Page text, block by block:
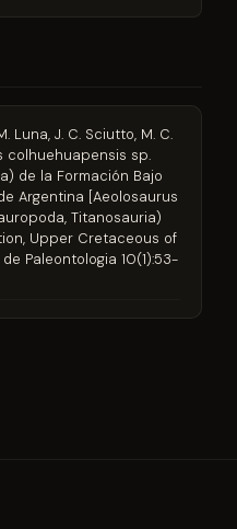
Luna, J. C. Sciutto, M. C.
colhuehuapensis sp.
de la Formación Bajo
Argentina [Aeolosaurus
Titanosauria)
Upper Cretaceous of
Paleontologia 10(1):53-